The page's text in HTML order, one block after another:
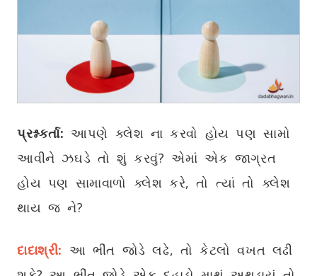
પ્રશ્નકર્તા: આપણે ક્લેશ ના કરવો હોય પણ સામો
આવીને ઝઘડે તો શું કરવું? એમાં એક જાગ્રત
હોય પણ સામાવાળો ક્લેશ કરે, તો ત્યાં તો ક્લેશ
થાય જ ને?
દાદાશ્રી: આ ભીંત જોડે લઢે, તો કેટલો વખત લઢી